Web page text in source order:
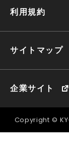
利用規約
サイトマップ
企業サイト
Copyright ©